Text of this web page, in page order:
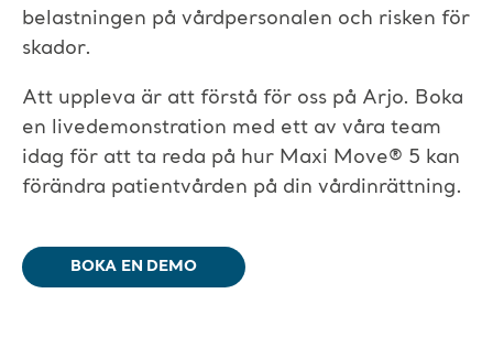
belastningen på vårdpersonalen och risken för
skador.
Att uppleva är att förstå för oss på Arjo. Boka
en livedemonstration med ett av våra team
idag för att ta reda på hur Maxi Move® 5 kan
förändra patientvården på din vårdinrättning.
BOKA EN DEMO